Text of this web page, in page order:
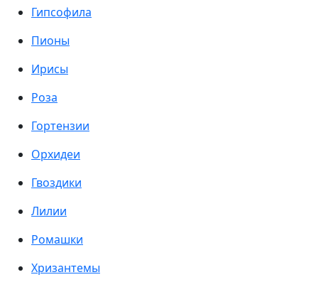
Гипсофила
Пионы
Ирисы
Роза
Гортензии
Орхидеи
Гвоздики
Лилии
Ромашки
Хризантемы